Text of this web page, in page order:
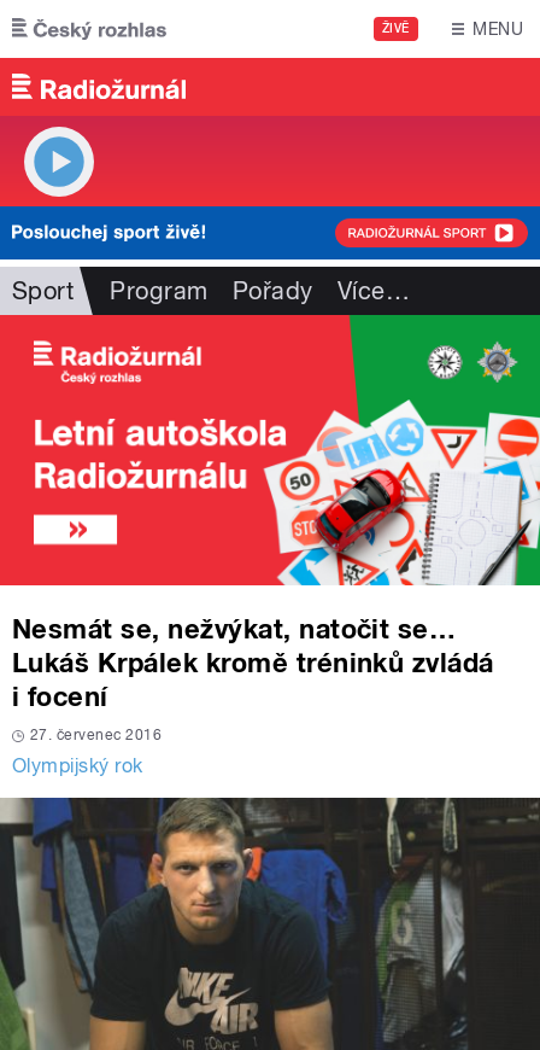
Přejít k hlavnímu obsahu
ŽIVĚ MENU
Sport Program Pořady Více…
Nesmát se, nežvýkat, natočit se…
Lukáš Krpálek kromě tréninků zvládá
i focení
27. červenec 2016
Olympijský rok